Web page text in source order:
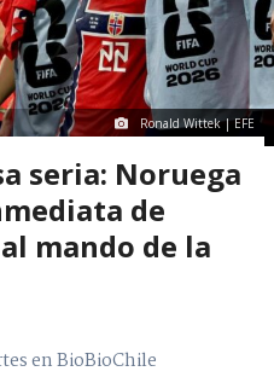
Ronald Wittek | EFE
seria: Noruega
de
mando de la
en BioBioChile